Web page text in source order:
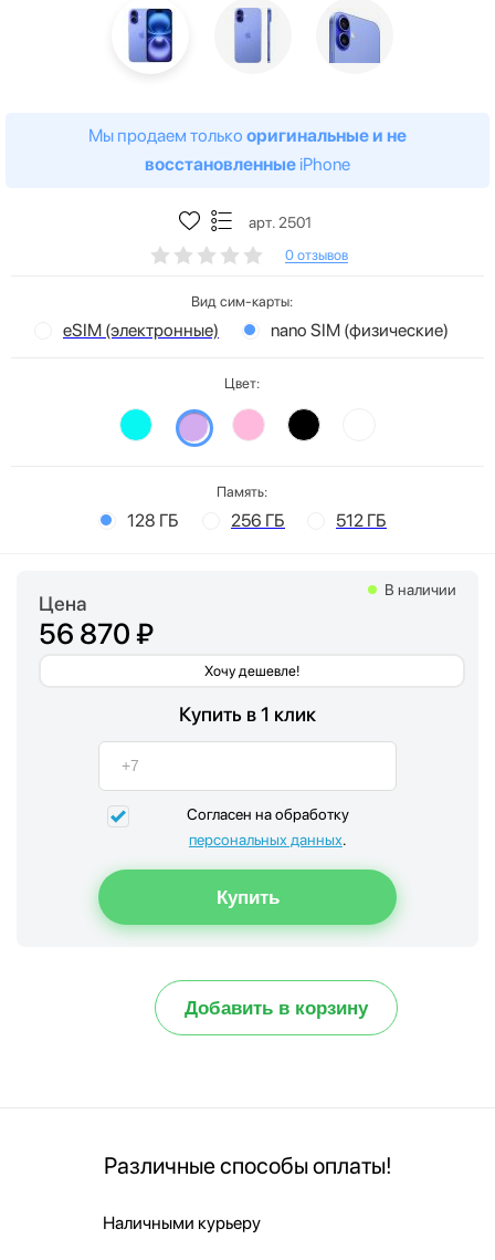
Мы продаем только оригинальные и не
восстановленные iPhone
арт. 2501
0 отзывов
Вид сим-карты:
eSIM (электронные) nano SIM (физические)
Цвет:
Память:
128 ГБ 256 ГБ 512 ГБ
Цена
56 870 ₽
Хочу дешевле!
В наличии
Купить в 1 клик
Согласен на обработку
персональных данных.
Добавить в корзину
Различные способы оплаты!
Наличными курьеру